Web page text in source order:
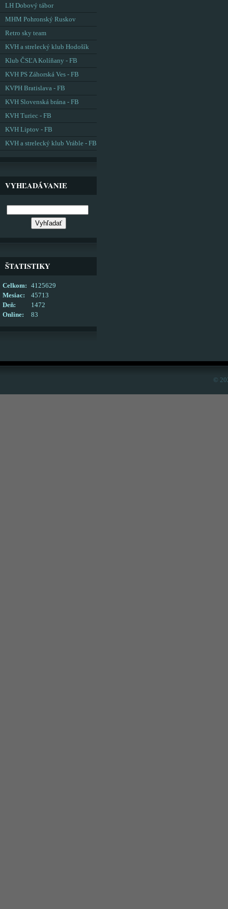
LH Dobový tábor
MHM Pohronský Ruskov
Retro sky team
KVH a strelecký klub Hodošík
Klub ČSĽA Kolíňany - FB
KVH PS Záhorská Ves - FB
KVPH Bratislava - FB
KVH Slovenská brána - FB
KVH Turiec - FB
KVH Liptov - FB
KVH a strelecký klub Vráble - FB
VYHĽADÁVANIE
ŠTATISTIKY
Online: 83
Celkom:
4125629
Mesiac:
45713
Deň:
1472
©